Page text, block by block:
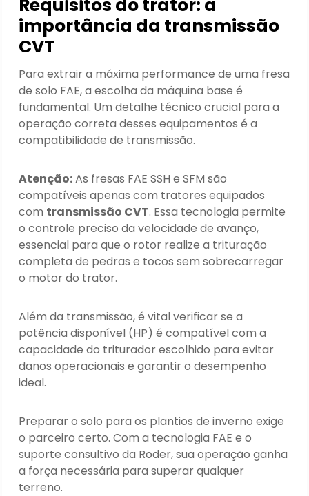
Requisitos do trator: a
importância da transmissão
CVT
Para extrair a máxima performance de uma fresa
de solo FAE, a escolha da máquina base é
fundamental. Um detalhe técnico crucial para a
operação correta desses equipamentos é a
compatibilidade de transmissão.
Atenção:As fresas FAE SSH e SFM são
compatíveis apenas com tratores equipados
com transmissão CVT. Essa tecnologia permite
o controle preciso da velocidade de avanço,
essencial para que o rotor realize a trituração
completa de pedras e tocos sem sobrecarregar
o motor do trator.
Além da transmissão, é vital verificar se a
potência disponível (HP) é compatível com a
capacidade do triturador escolhido para evitar
danos operacionais e garantir o desempenho
ideal.
Preparar o solo para os plantios de inverno exige
o parceiro certo. Com a tecnologia FAE e o
suporte consultivo da Roder, sua operação ganha
a força necessária para superar qualquer
terreno.